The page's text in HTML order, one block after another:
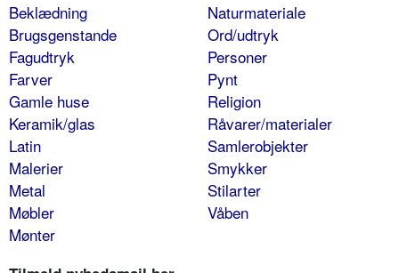
Beklædning
Brugsgenstande
Fagudtryk
Farver
Gamle huse
Keramik/glas
Latin
Malerier
Metal
Møbler
Mønter
Naturmateriale
Ord/udtryk
Personer
Pynt
Religion
Råvarer/materialer
Samlerobjekter
Smykker
Stilarter
Våben